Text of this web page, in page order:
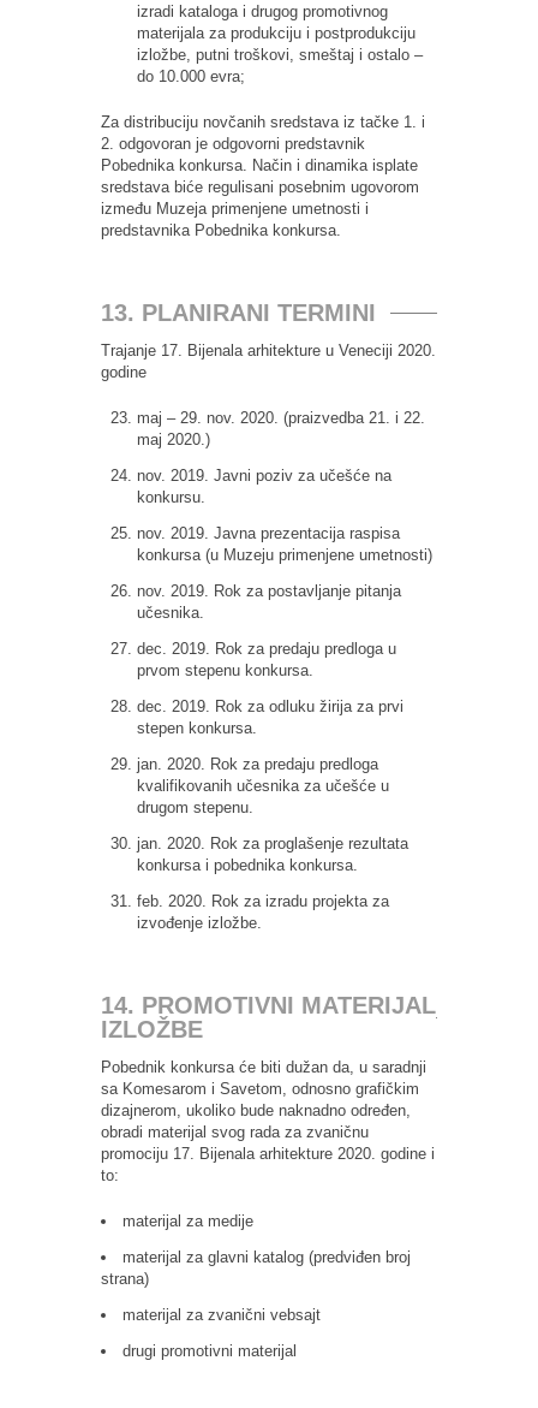
izradi kataloga i drugog promotivnog
materijala za produkciju i postprodukciju
izložbe, putni troškovi, smeštaj i ostalo –
do 10.000 evra;
Za distribuciju novčanih sredstava iz tačke 1. i
2. odgovoran je odgovorni predstavnik
Pobednika konkursa. Način i dinamika isplate
sredstava biće regulisani posebnim ugovorom
između Muzeja primenjene umetnosti i
predstavnika Pobednika konkursa.
13. PLANIRANI TERMINI
Trajanje 17. Bijenala arhitekture u Veneciji 2020.
godine
maj – 29. nov. 2020. (praizvedba 21. i 22.
maj 2020.)
nov. 2019. Javni poziv za učešće na
konkursu.
nov. 2019. Javna prezentacija raspisa
konkursa (u Muzeju primenjene umetnosti)
nov. 2019. Rok za postavljanje pitanja
učesnika.
dec. 2019. Rok za predaju predloga u
prvom stepenu konkursa.
dec. 2019. Rok za odluku žirija za prvi
stepen konkursa.
jan. 2020. Rok za predaju predloga
kvalifikovanih učesnika za učešće u
drugom stepenu.
jan. 2020. Rok za proglašenje rezultata
konkursa i pobednika konkursa.
feb. 2020. Rok za izradu projekta za
izvođenje izložbe.
14. PROMOTIVNI MATERIJAL
IZLOŽBE
Pobednik konkursa će biti dužan da, u saradnji
sa Komesarom i Savetom, odnosno grafičkim
dizajnerom, ukoliko bude naknadno određen,
obradi materijal svog rada za zvaničnu
promociju 17. Bijenala arhitekture 2020. godine i
to:
materijal za medije
materijal za glavni katalog (predviđen broj
strana)
materijal za zvanični vebsajt
drugi promotivni materijal